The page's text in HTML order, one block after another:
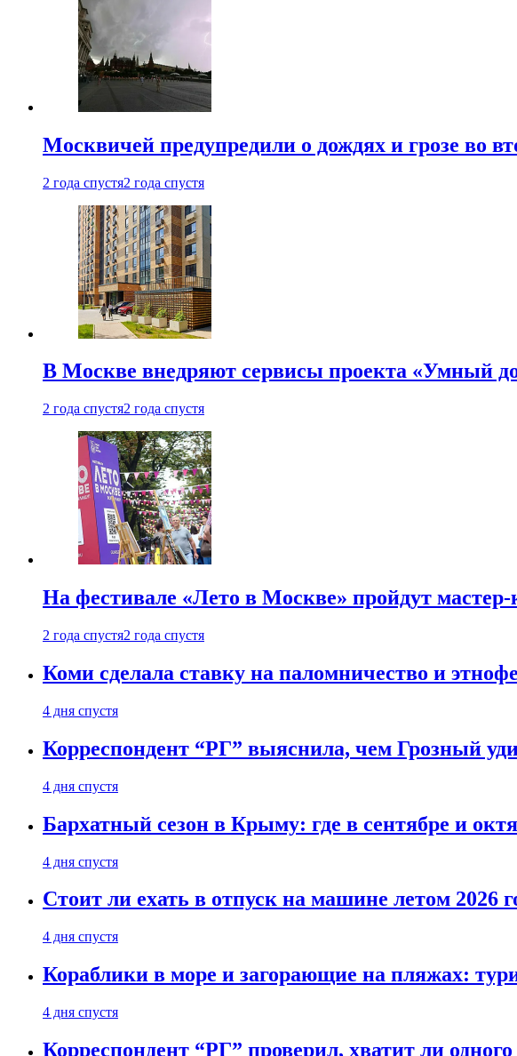
Москвичей предупредили о дождях и грозе во
2 года спустя2 года спустя
В Москве внедряют сервисы проекта «Умный
2 года спустя2 года спустя
На фестивале «Лето в Москве» пройдут
2 года спустя2 года спустя
Коми сделала ставку на паломничество и
4 дня спустя
Корреспондент “РГ” выяснила, чем Грозный
4 дня спустя
Бархатный сезон в Крыму: где в сентябре и
4 дня спустя
Стоит ли ехать в отпуск на машине летом 2026
4 дня спустя
Кораблики в море и загорающие на пляжах:
4 дня спустя
Корреспондент “РГ” проверил, хватит ли